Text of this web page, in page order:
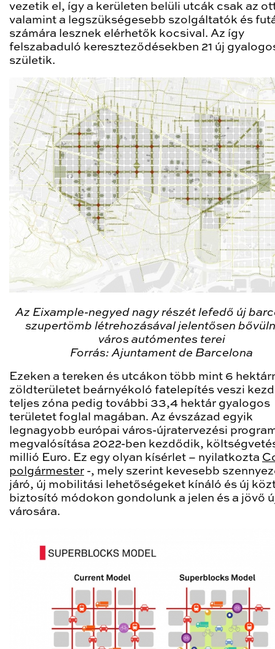
vezetik el, így a kerületen belüli utcák csak az
valamint a legszükségesebb szolgáltatók és
számára lesznek elérhetők kocsival. Az így
felszabaduló kereszteződésekben 21 új
születik.
Az Eixample-negyed nagy részét lefedő új
szupertömb létrehozásával jelentősen
város autómentes terei
Forrás: Ajuntament de Barcelona
Ezeken a tereken és utcákon több mint 6
zöldterületet beárnyékoló fatelepítés veszi
teljes zóna pedig további 33,4 hektár gyalogos
területet foglal magában. Az évszázad egyik
legnagyobb európai város-újratervezési
megvalósítása 2022-ben kezdődik,
millió Euro. Ez egy olyan kísérlet – nyilatkozta
polgármester -, mely szerint kevesebb
járó, új mobilitási lehetőségeket kínáló és új
biztosító módokon gondolunk a jelen és a jövő
városára.